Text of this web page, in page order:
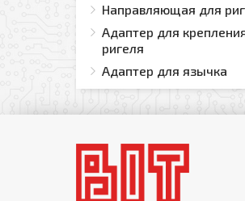
Направляющая для
Адаптер для
ригеля
Адаптер для язычка